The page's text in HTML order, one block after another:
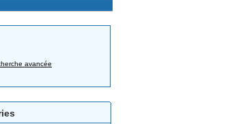
avancée